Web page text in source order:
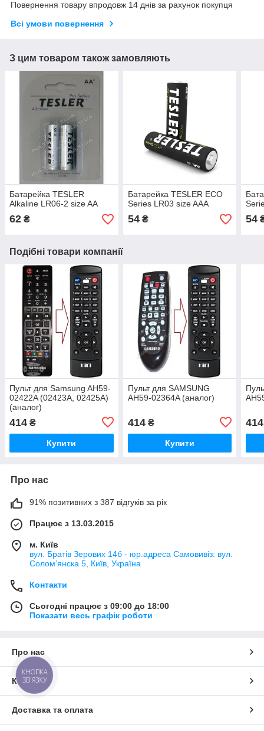
Повернення товару впродовж 14 днів за рахунок покупця
Всі умови повернення
З цим товаром також замовляють
Батарейка TESLER
Alkaline LR06-2 size AA
62 ₴
Батарейка TESLER ECO
Series LR03 size AAA
54₴ 54
Подібні товари компанії
Пульт для Samsung AH59-
02422A (02423A, 02425A)
(аналог)
414 ₴
Купити
Пульт для SAMSUNG
AH59-02364A (аналог)
414₴
Купити
414
Про нас
91% позитивних з 387 відгуків за рік
Працює з 13.03.2015
м. Київ
вул. Братів Зерових 14б - юр.адреса Самовивіз: вул.
Соломʼянска 5, Київ, Україна
Контакти
Сьогодні працює з 09:00 до 18:00
Показати весь графік роботи
Про нас
Контакти
Доставка та оплата
КНОПКА
ЗВ'ЯЗКУ